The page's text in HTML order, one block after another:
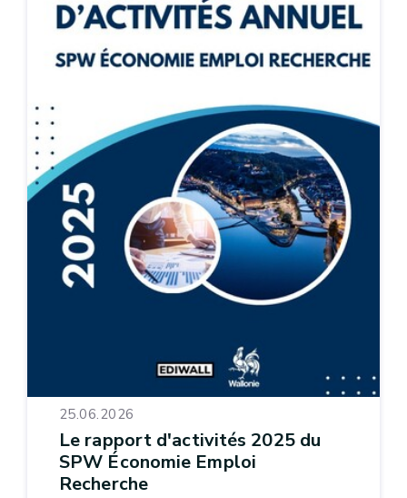
25.06.2026
Le rapport d'activités 2025 du
SPW Économie Emploi
Recherche